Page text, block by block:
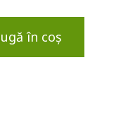
în coș